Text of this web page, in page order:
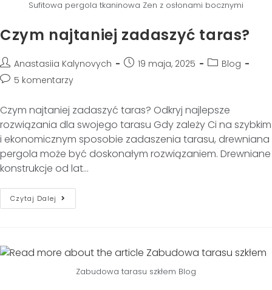
Sufitowa pergola tkaninowa Zen z osłonami bocznymi
Czym najtaniej zadaszyć taras?
Anastasiia Kalynovych 19 maja, 2025
Blog
5 komentarzy
Czym najtaniej zadaszyć taras? Odkryj najlepsze
rozwiązania dla swojego tarasu Gdy zależy Ci na szybkim
i ekonomicznym sposobie zadaszenia tarasu, drewniana
pergola może być doskonałym rozwiązaniem. Drewniane
konstrukcje od lat…
Czytaj Dalej
Zabudowa tarasu szkłem Blog